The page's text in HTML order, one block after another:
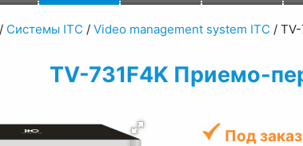
/ Системы ITC / Video management system ITC /
TV-731F4K Приемо-
Под заказ